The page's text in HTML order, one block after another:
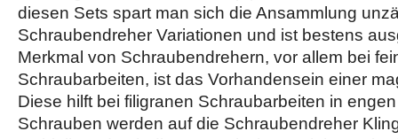
diesen Sets spart man sich die Ansammlung
Schraubendreher Variationen und ist bestens
Merkmal von Schraubendrehern, vor allem bei
Schraubarbeiten, ist das Vorhandensein einer
Diese hilft bei filigranen Schraubarbeiten in
Schrauben werden auf die Schraubendreher